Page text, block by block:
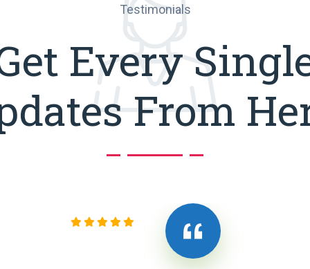
Testimonials
Every
From